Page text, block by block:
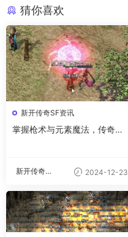
猜你喜欢
新开传奇SF资讯
掌握枪术与元素魔法，传奇战
新开传奇私
2024-12-23